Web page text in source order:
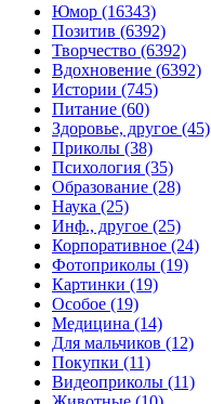
Юмор (16343)
Позитив (6392)
Творчество (6392)
Вдохновение (6392)
Истории (745)
Питание (60)
Здоровье, другое (45)
Приколы (38)
Психология (35)
Образование (28)
Наука (25)
Инф., другое (25)
Корпоративное (24)
Фотоприколы (19)
Картинки (19)
Особое (19)
Медицина (14)
Для мальчиков (12)
Покупки (11)
Видеоприколы (11)